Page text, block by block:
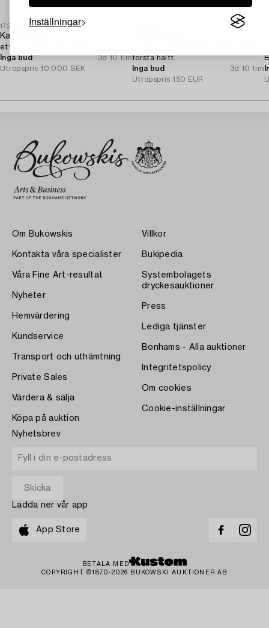
Inställningar
1724414
Kandelabrar,
ett par, omkring år 1900.
Inga bud
3d 10 tim
Utropspris 10 000 SEK
första hälft.
Inga bud
3d 10 tim
Utropspris 150 EUR
Om Bukowskis
Kontakta våra specialister
Våra Fine Art-resultat
Nyheter
Hemvärdering
Kundservice
Transport och uthämtning
Private Sales
Värdera & sälja
Köpa på auktion
Villkor
Bukipedia
Systembolagets
dryckesauktioner
Press
Lediga tjänster
Bonhams - Alla auktioner
Integritetspolicy
Om cookies
Cookie-inställningar
Nyhetsbrev
Ladda ner vår app
App Store
BETALA MED
COPYRIGHT ©1870-2026 BUKOWSKI AUKTIONER AB